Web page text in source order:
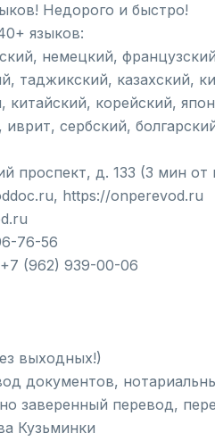
Недорого и быстро!
языков:
немецкий,
таджикский, казахский,
китайский, корейский,
сербский,
проспект, д. 133 (3 мин от
https://onperevod.ru
76-56
(962) 939-00-06
выходных!)
документов,
заверенный перевод,
Кузьминки